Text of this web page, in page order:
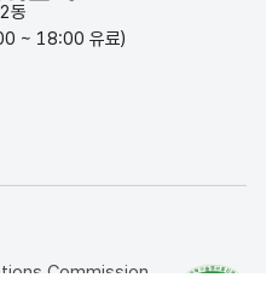
동
~ 18:00 유료)
Commission.